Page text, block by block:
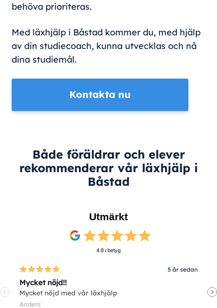
behöva prioriteras.
Med läxhjälp i Båstad kommer du, med hjälp
av din studiecoach, kunna utvecklas och nå
dina studiemål.
Kontakta nu
Både föräldrar och elever
rekommenderar vår läxhjälp i
Båstad
Utmärkt
4.8 i betyg
5 år sedan
Mycket nöjd!!
Mycket nöjd med vår läxhjälp
Anders